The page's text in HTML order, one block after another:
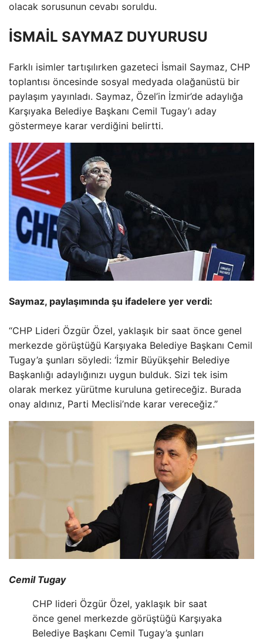
olacak sorusunun cevabı soruldu.
İSMAİL SAYMAZ DUYURUSU
Farklı isimler tartışılırken gazeteci İsmail Saymaz, CHP
toplantısı öncesinde sosyal medyada olağanüstü bir
paylaşım yayınladı. Saymaz, Özel’in İzmir’de adaylığa
Karşıyaka Belediye Başkanı Cemil Tugay’ı aday
göstermeye karar verdiğini belirtti.
Saymaz, paylaşımında şu ifadelere yer verdi:
“CHP Lideri Özgür Özel, yaklaşık bir saat önce genel
merkezde görüştüğü Karşıyaka Belediye Başkanı Cemil
Tugay’a şunları söyledi: ‘İzmir Büyükşehir Belediye
Başkanlığı adaylığınızı uygun bulduk. Sizi tek isim
olarak merkez yürütme kuruluna getireceğiz. Burada
onay aldınız, Parti Meclisi’nde karar vereceğiz.”
Cemil Tugay
CHP lideri Özgür Özel, yaklaşık bir saat
önce genel merkezde görüştüğü Karşıyaka
Belediye Başkanı Cemil Tugay’a şunları